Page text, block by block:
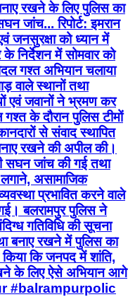
रखने के लिए पुलिस का
जांच... रिपोर्ट: इमरान
जनसुरक्षा को ध्यान में
निर्देशन में सोमवार को
गश्त अभियान चलाया
वाले स्थानों तथा
एवं जवानों ने भ्रमण कर
गश्त के दौरान पुलिस टीमों
से संवाद स्थापित
रखने की अपील की।
सघन जांच की गई तथा
असामाजिक
प्रभावित करने वाले
गई। बलरामपुर पुलिस ने
गतिविधि की सूचना
बनाए रखने में पुलिस का
कि जनपद में शांति,
रखने के लिए ऐसे अभियान आगे
#balrampurpolic